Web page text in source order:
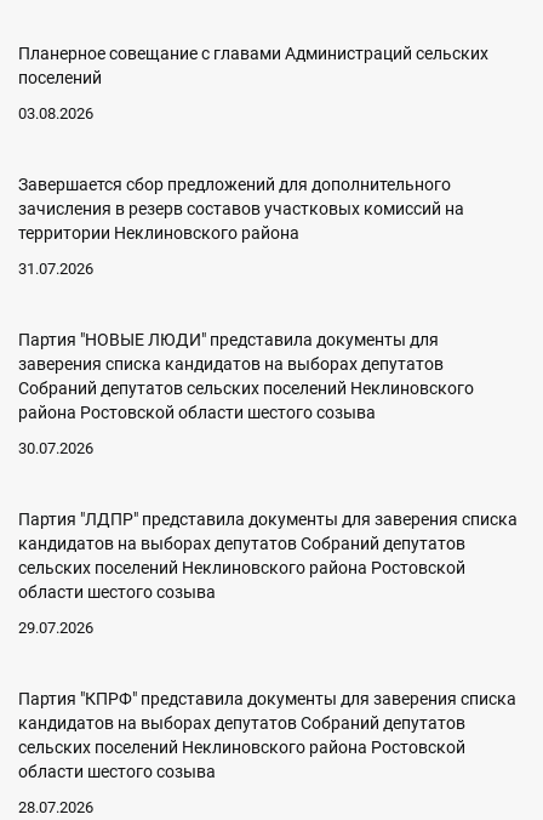
Планерное совещание с главами Администраций сельских
поселений
03.08.2026
Завершается сбор предложений для дополнительного
зачисления в резерв составов участковых комиссий на
территории Неклиновского района
31.07.2026
Партия "НОВЫЕ ЛЮДИ" представила документы для
заверения списка кандидатов на выборах депутатов
Собраний депутатов сельских поселений Неклиновского
района Ростовской области шестого созыва
30.07.2026
Партия "ЛДПР" представила документы для заверения списка
кандидатов на выборах депутатов Собраний депутатов
сельских поселений Неклиновского района Ростовской
области шестого созыва
29.07.2026
Партия "КПРФ" представила документы для заверения списка
кандидатов на выборах депутатов Собраний депутатов
сельских поселений Неклиновского района Ростовской
области шестого созыва
28.07.2026